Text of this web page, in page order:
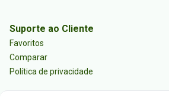
Suporte ao Cliente
Favoritos
Comparar
Política de privacidade